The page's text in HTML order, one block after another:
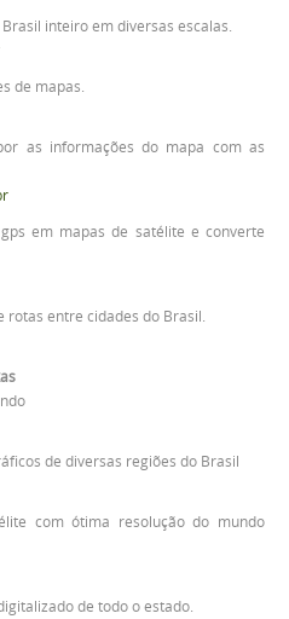
inteiro em diversas escalas.
de mapas.
as informações do mapa com as
em mapas de satélite e converte
rotas entre cidades do Brasil.
de diversas regiões do Brasil
com ótima resolução do mundo
de todo o estado.